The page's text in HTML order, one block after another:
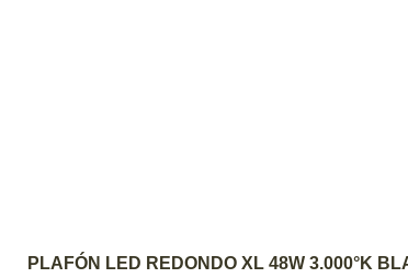
AGREGAR AL
PLAFÓN LED REDONDO XL 48W 3.000°K